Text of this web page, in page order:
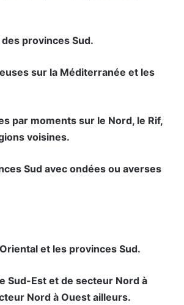
provinces Sud.
sur la Méditerranée et les
par moments sur le Nord, le Rif,
voisines.
Sud avec ondées ou averses
et les provinces Sud.
Sud-Est et de secteur Nord à
Nord à Ouest ailleurs.